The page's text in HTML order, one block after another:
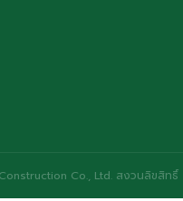
Co., Ltd. สงวนลิขสิทธิ์